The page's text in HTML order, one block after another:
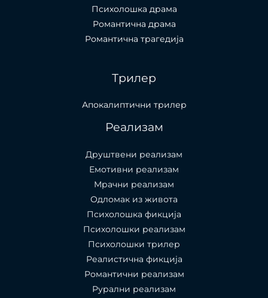
Психолошка драма
Романтична драма
Романтична трагедија
Трилер
Апокалиптични трилер
Реализам
Друштвени реализам
Емотивни реализам
Мрачни реализам
Одломак из живота
Психолошкa фикција
Психолошки реализам
Психолошки трилер
Реалистична фикција
Романтични реализам
Рурални реализам